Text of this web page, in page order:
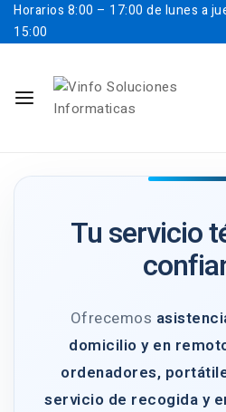
Horarios 8:00 – 17:00 de lunes a
15:00
Tu servicio
Ofrecemos
domicilio y en
ordenadores,
servicio de recogida y